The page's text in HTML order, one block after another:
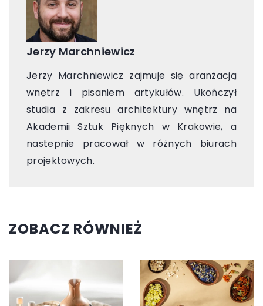
Jerzy Marchniewicz
Jerzy Marchniewicz zajmuje się aranżacją
wnętrz i pisaniem artykułów. Ukończył
studia z zakresu architektury wnętrz na
Akademii Sztuk Pięknych w Krakowie, a
nastepnie pracował w różnych biurach
projektowych.
ZOBACZ RÓWNIEŻ